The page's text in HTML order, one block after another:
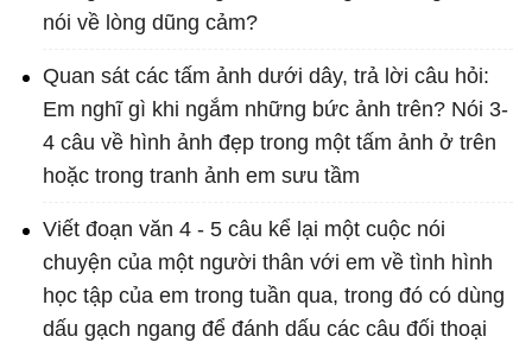
nói về lòng dũng cảm?
Quan sát các tấm ảnh dưới dây, trả lời câu hỏi:
Em nghĩ gì khi ngắm những bức ảnh trên? Nói 3-
4 câu về hình ảnh đẹp trong một tấm ảnh ở trên
hoặc trong tranh ảnh em sưu tầm
Viết đoạn văn 4 - 5 câu kể lại một cuộc nói
chuyện của một người thân với em về tình hình
học tập của em trong tuần qua, trong đó có dùng
dấu gạch ngang để đánh dấu các câu đối thoại